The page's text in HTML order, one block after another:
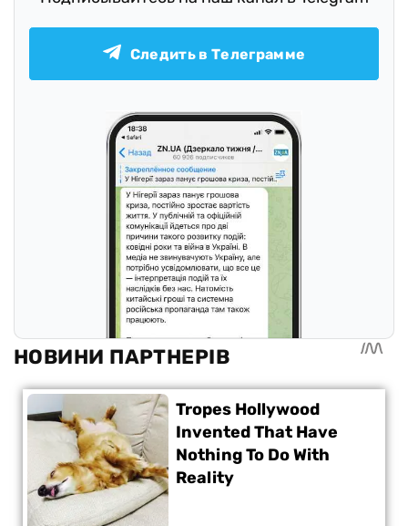
Следить в Телеграмме